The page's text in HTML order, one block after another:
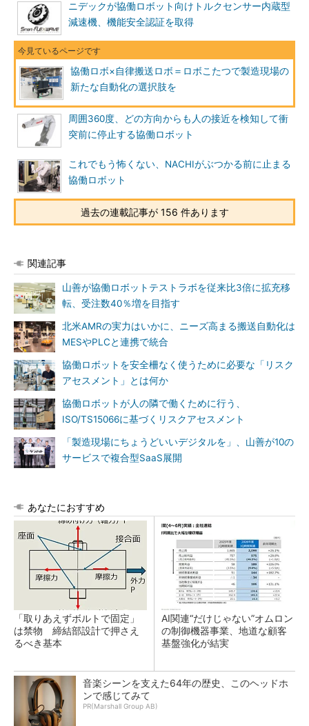
ニデックが協働ロボット向けトルクセンサー内蔵型
減速機、機能安全認証を取得
協働ロボ×自律搬送ロボ＝ロボこたつで製造現場の
新たな自動化の選択肢を
周囲360度、どの方向からも人の接近を検知して衝
突前に停止する協働ロボット
これでもう怖くない、NACHIがぶつかる前に止まる
協働ロボット
過去の連載記事が 156 件あります
関連記事
山善が協働ロボットテストラボを従来比3倍に拡充移
転、受注数40％増を目指す
北米AMRの実力はいかに、ニーズ高まる搬送自動化は
MESやPLCと連携で統合
協働ロボットを安全柵なく使うために必要な「リスク
アセスメント」とは何か
協働ロボットが人の隣で働くために行う、
ISO/TS15066に基づくリスクアセスメント
「製造現場にちょうどいいデジタルを」、山善が10の
サービスで複合型SaaS展開
あなたにおすすめ
「取りあえずボルトで固定」
は禁物 締結部設計で押さえ
るべき基本
AI関連“だけじゃない”オムロン
の制御機器事業、地道な顧客
基盤強化が結実
音楽シーンを支えた64年の歴史、このヘッドホ
ンで感じてみて
PR(Marshall Group AB)